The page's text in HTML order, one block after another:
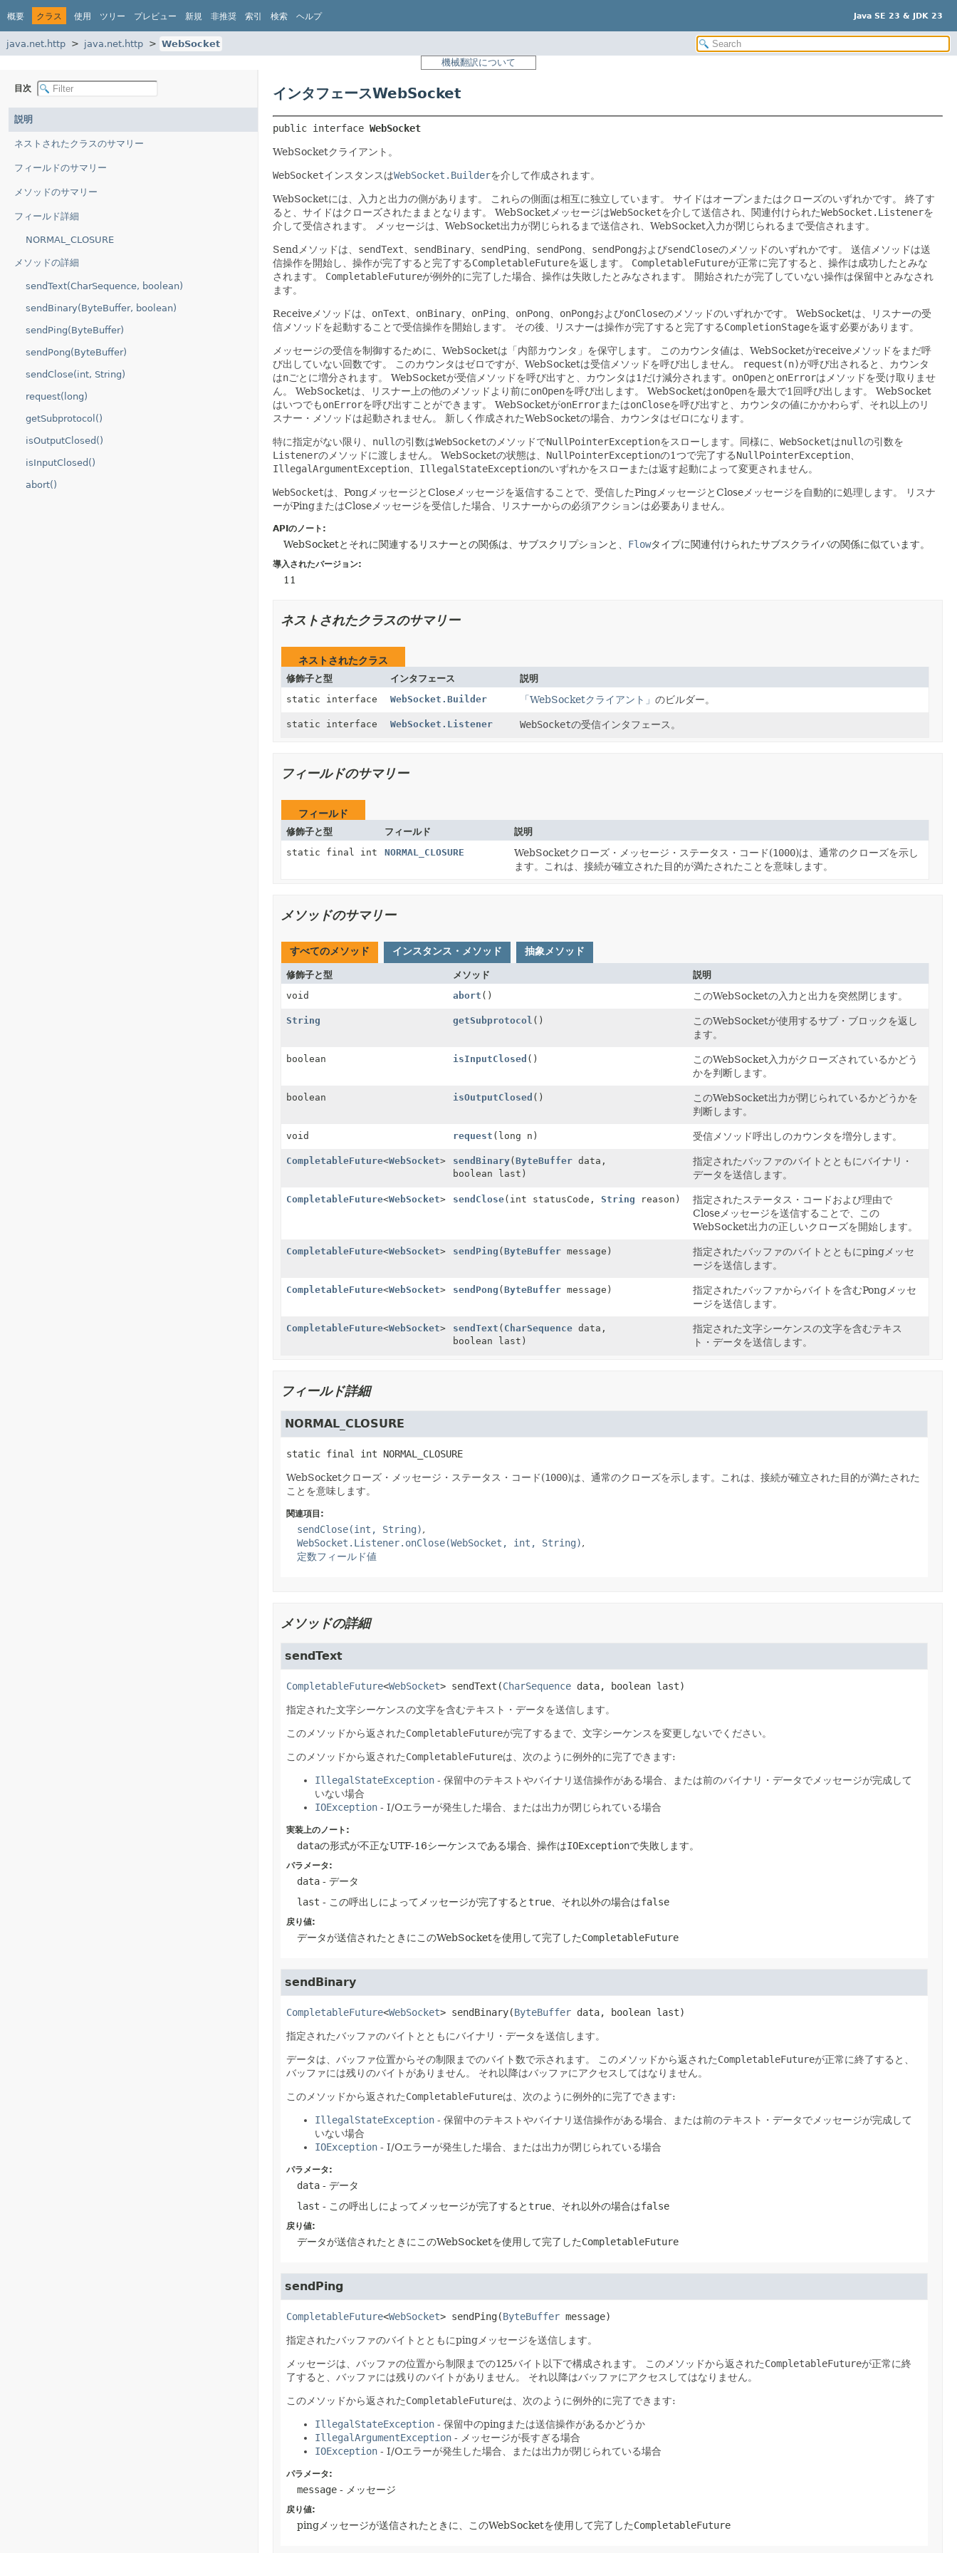
概要 クラス 使用 ツリー プレビュー 新規 非推奨 索引 検索 ヘルプ Java SE 23 & JDK 23
java.net.http java.net.http
WebSocket
機械翻訳について
目次
説明
ネストされたクラスのサマリー
フィールドのサマリー
メソッドのサマリー
フィールド詳細
NORMAL_CLOSURE
メソッドの詳細
sendText(CharSequence, boolean)
sendBinary(ByteBuffer, boolean)
sendPing(ByteBuffer)
sendPong(ByteBuffer)
sendClose(int, String)
request(long)
getSubprotocol()
isOutputClosed()
isInputClosed()
abort()
インタフェースWebSocket
public interface WebSocket
WebSocketクライアント。
WebSocketインスタンスはWebSocket.Builderを介して作成されます。
WebSocketには、入力と出力の側があります。 これらの側面は相互に独立しています。 サイドはオープンまたはクローズのいずれかです。
終了す
ると、サイドはクローズされたままとなります。
WebSocketメッセージはWebSocketを介して送信され、関連付けられたWebSocket.Listenerを
介して受信されます。
メッセージは、WebSocket出力が閉じられるまで送信され、WebSocket入力が閉じられるまで受信されます。
Sendメソッドは、 sendText sendBinary、 sendPing sendPong sendPongおよびsendCloseのメソッドのいずれかです。
送信メソッドは送
信操作を開始し、操作が完了すると完了するCompletableFutureを返します。 CompletableFutureが正常に完了すると、操作は成功したとみな
されます。
CompletableFutureが例外的に完了した場合、操作は失敗したとみなされます。
開始されたが完了していない操作は保留中とみなされ
ます。
Receiveメソッドは、 onText onBinary、 onPing onPong onPongおよびonCloseのメソッドのいずれかです。
WebSocketは、リスナーの受
信メソッドを起動することで受信操作を開始します。
その後、リスナーは操作が完了すると完了するCompletionStageを返す必要があります。
メッセージの受信を制御するために、WebSocketは 「内部カウンタ」 を保守します。
このカウンタ値は、WebSocketがreceiveメソッドをまだ呼
び出していない回数です。
このカウンタはゼロですが、WebSocketは受信メソッドを呼び出しません。 request(n)が呼び出されると、カウンタ
はnごとに増分されます。 WebSocketが受信メソッドを呼び出すと、カウンタは1だけ減分されます。 onOpenと onErrorはメソッドを受け取りませ
ん。
WebSocketは、リスナー上の他のメソッドより前にonOpenを呼び出します。 WebSocketはonOpenを最大で1回呼び出します。
WebSocket
はいつでもonErrorを呼び出すことができます。 WebSocketがonErrorまたはonCloseを呼び出すと、カウンタの値にかかわらず、それ以上のリ
スナー・メソッドは起動されません。
新しく作成されたWebSocketの場合、カウンタはゼロになります。
特に指定がない限り、 nullの引数はWebSocketのメソッドでNullPointerExceptionをスローします。同様に、 WebSocketはnullの引数を
Listenerのメソッドに渡しません。 WebSocketの状態は、 NullPointerExceptionの1つで完了するNullPointerException、
IllegalArgumentException、 IllegalStateExceptionのいずれかをスローまたは返す起動によって変更されません。
WebSocketは、PongメッセージとCloseメッセージを返信することで、受信したPingメッセージとCloseメッセージを自動的に処理します。
リスナ
ーがPingまたはCloseメッセージを受信した場合、リスナーからの必須アクションは必要ありません。
APIのノート:
WebSocketとそれに関連するリスナーとの関係は、サブスクリプションと、 Flowタイプに関連付けられたサブスクライバの関係に似ています。
導入されたバージョン:
11
ネストされたクラスのサマリー
ネストされたクラス
修飾子と型 インタフェース
説明
static interface
WebSocket.Builder 「WebSocketクライアント」 のビルダー。
static interface WebSocket.Listener WebSocketの受信インタフェース。
フィールドのサマリー
フィールド
修飾子と型 フィールド
説明
static final int
NORMAL_CLOSURE WebSocketクローズ・メッセージ・ステータス・コード(1000)は、通常のクローズを示し
ます。これは、接続が確立された目的が満たされたことを意味します。
メソッドのサマリー
すべてのメソッド インスタンス・メソッド 抽象メソッド
修飾子と型 メソッド
説明
void
abort () このWebSocketの入力と出力を突然閉じます。
String getSubprotocol ()
このWebSocketが使用するサブ・ブロックを返し
ます。
boolean isInputClosed ()
このWebSocket入力がクローズされているかどう
かを判断します。
boolean isOutputClosed ()
このWebSocket出力が閉じられているかどうかを
判断します。
void request (long n) 受信メソッド呼出しのカウンタを増分します。
CompletableFuture<WebSocket> sendBinary( ByteBufferdata,
boolean last)
指定されたバッファのバイトとともにバイナリ・
データを送信します。
CompletableFuture<WebSocket> sendClose(int statusCode, String reason)
指定されたステータス・コードおよび理由で
Closeメッセージを送信することで、この
WebSocket出力の正しいクローズを開始します。
CompletableFuture<WebSocket> sendPing ( ByteBuffermessage)
指定されたバッファのバイトとともにpingメッセ
ージを送信します。
CompletableFuture<WebSocket> sendPong ( ByteBuffermessage)
指定されたバッファからバイトを含むPongメッセ
ージを送信します。
CompletableFuture<WebSocket> sendText ( CharSequencedata,
boolean last)
指定された文字シーケンスの文字を含むテキス
ト・データを送信します。
フィールド詳細
NORMAL_CLOSURE
static final int NORMAL_CLOSURE
WebSocketクローズ・メッセージ・ステータス・コード(1000)は、通常のクローズを示します。これは、接続が確立された目的が満たされた
ことを意味します。
関連項目:
sendClose(int, String)
WebSocket.Listener.onClose(WebSocket, int, String)
定数フィールド値
メソッドの詳細
sendText
CompletableFuture<WebSocket> sendText (CharSequence data, boolean last)
指定された文字シーケンスの文字を含むテキスト・データを送信します。
このメソッドから返されたCompletableFutureが完了するまで、文字シーケンスを変更しないでください。
このメソッドから返されたCompletableFutureは、次のように例外的に完了できます:
IllegalStateException- 保留中のテキストやバイナリ送信操作がある場合、または前のバイナリ・データでメッセージが完成して
いない場合
IOException- I/Oエラーが発生した場合、または出力が閉じられている場合
実装上のノート:
dataの形式が不正なUTF-16シーケンスである場合、操作はIOExceptionで失敗します。
パラメータ:
data- データ
last - この呼出しによってメッセージが完了すると true、それ以外の場合はfalse
戻り値:
データが送信されたときにこのWebSocketを使用して完了したCompletableFuture
sendBinary
CompletableFuture<WebSocket> sendBinary(ByteBuffer data, boolean last)
指定されたバッファのバイトとともにバイナリ・データを送信します。
データは、バッファ位置からその制限までのバイト数で示されます。 このメソッドから返されたCompletableFutureが正常に終了すると、
バッファには残りのバイトがありません。
それ以降はバッファにアクセスしてはなりません。
このメソッドから返されたCompletableFutureは、次のように例外的に完了できます:
IllegalStateException- 保留中のテキストやバイナリ送信操作がある場合、または前のテキスト・データでメッセージが完成して
いない場合
IOException- I/Oエラーが発生した場合、または出力が閉じられている場合
パラメータ:
data- データ
last - この呼出しによってメッセージが完了すると true、それ以外の場合はfalse
戻り値:
データが送信されたときにこのWebSocketを使用して完了したCompletableFuture
sendPing
CompletableFuture<WebSocket> sendPing(ByteBuffer message)
指定されたバッファのバイトとともにpingメッセージを送信します。
メッセージは、バッファの位置から制限までの125バイト以下で構成されます。 このメソッドから返されたCompletableFutureが正常に終
了すると、バッファには残りのバイトがありません。
それ以降はバッファにアクセスしてはなりません。
このメソッドから返されたCompletableFutureは、次のように例外的に完了できます:
IllegalStateException- 保留中のpingまたは送信操作があるかどうか
IllegalArgumentException- メッセージが長すぎる場合
IOException- I/Oエラーが発生した場合、または出力が閉じられている場合
パラメータ:
message- メッセージ
戻り値:
pingメッセージが送信されたときに、このWebSocketを使用して完了したCompletableFuture